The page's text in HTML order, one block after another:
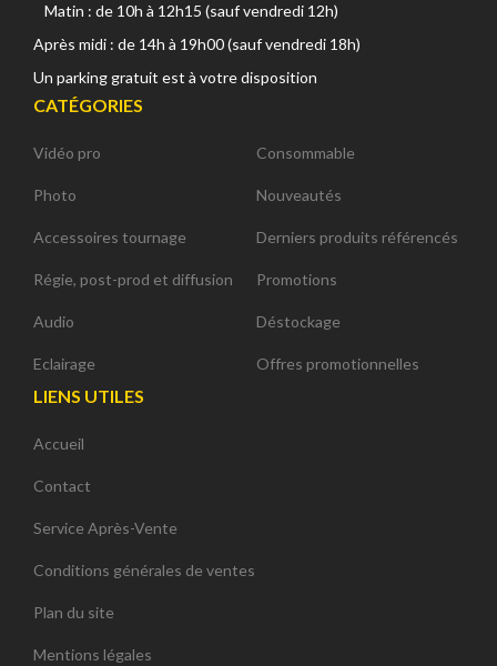
Matin : de 10h à 12h15 (sauf vendredi 12h)
Après midi : de 14h à 19h00 (sauf vendredi 18h)
Un parking gratuit est à votre disposition
CATÉGORIES
Vidéo pro
Photo
Accessoires tournage
Régie, post-prod et diffusion
Audio
Eclairage
Consommable
Nouveautés
Derniers produits référencés
Promotions
Déstockage
Offres promotionnelles
LIENS UTILES
Accueil
Contact
Service Après-Vente
Conditions générales de ventes
Plan du site
Mentions légales